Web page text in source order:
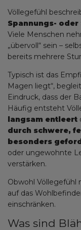
Völlegefühl
Spannungs-
Viele Menschen
„übervoll“ sein –
bereits mehrere
Typisch ist das
Magen liegt“,
Eindruck, dass der
Häufig entsteht
langsam entleert
durch schwere,
besonders
oder ungewohnte
verstärken.
Obwohl Völlegefühl
auf das
einschränken.
Was sind